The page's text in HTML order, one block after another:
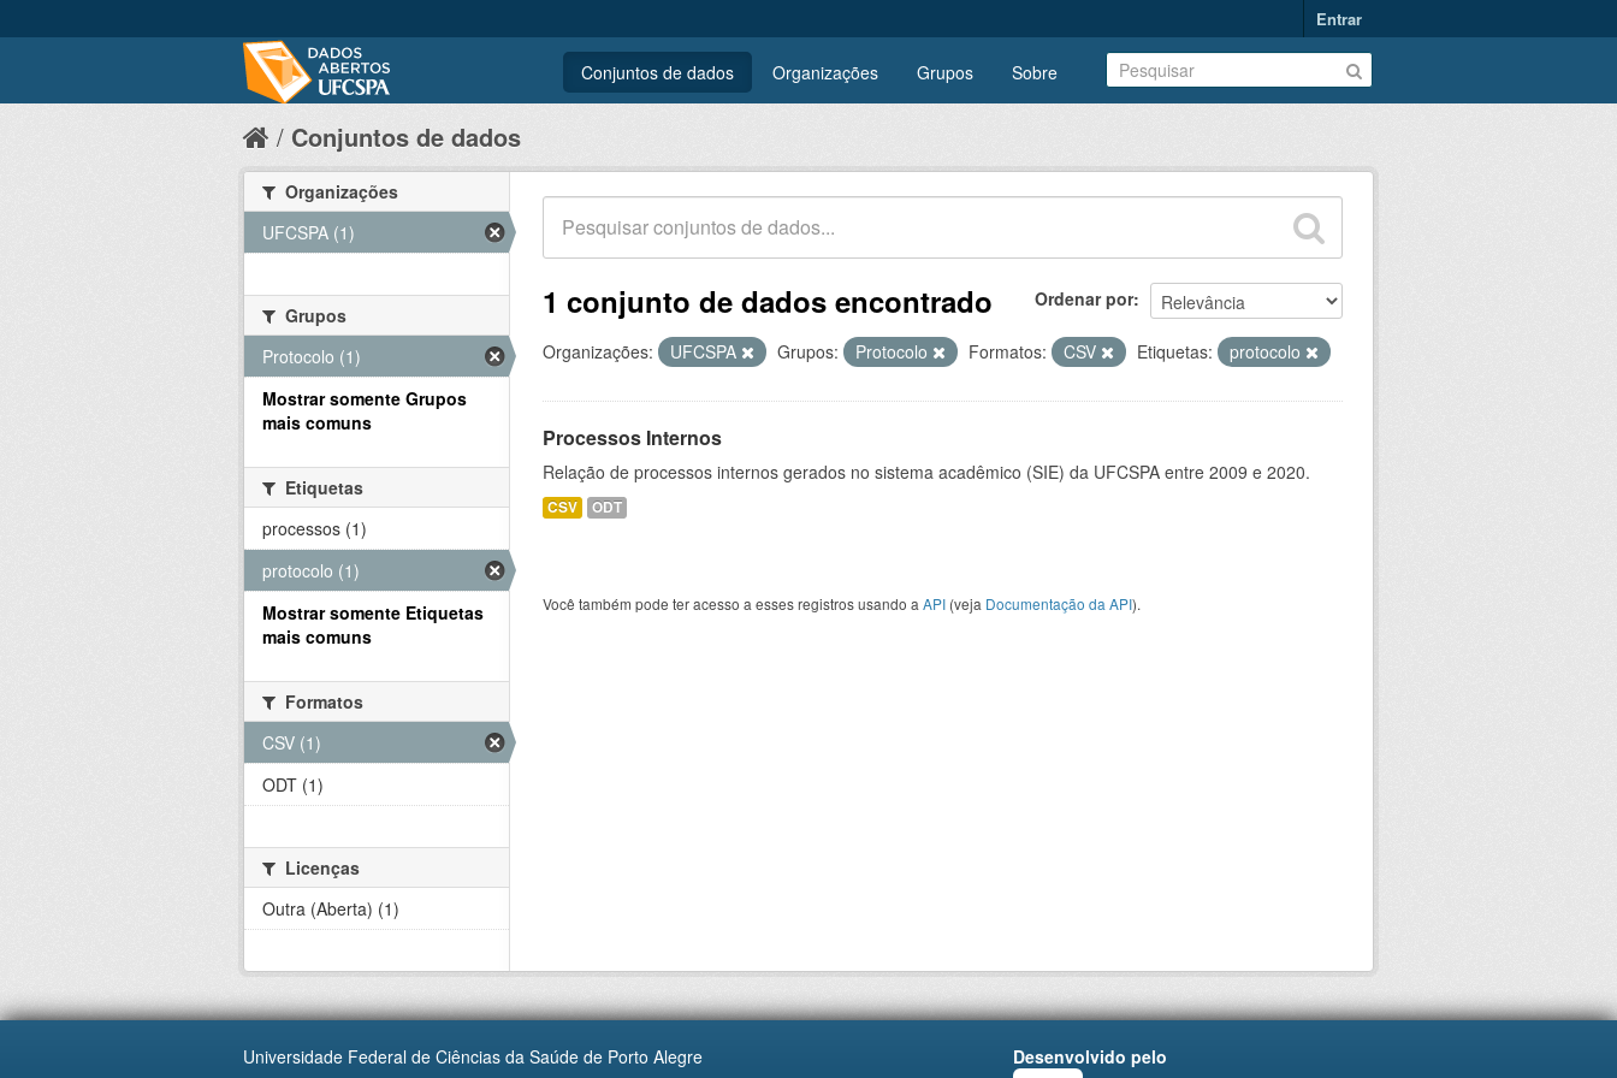
Entrar
Conjuntos de dados Organizações Grupos Sobre
Conjuntos de dados
Ordenar por
1 conjunto de dados encontrado
Organizações: UFCSPA Grupos: Protocolo Formatos: CSV Etiquetas: protocolo
Processos Internos
Relação de processos internos gerados no sistema acadêmico (SIE) da UFCSPA entre 2009 e 2020.
CSV ODT
Você também pode ter acesso a esses registros usando a API (veja Documentação da API).
Organizações
UFCSPA (1)
Grupos
Protocolo (1)
Mostrar somente Grupos
mais comuns
Etiquetas
processos (1)
protocolo (1)
Mostrar somente Etiquetas
mais comuns
Formatos
CSV (1)
ODT (1)
Licenças
Outra (Aberta) (1)
Universidade Federal de Ciências da Saúde de Porto Alegre
Desenvolvido pelo